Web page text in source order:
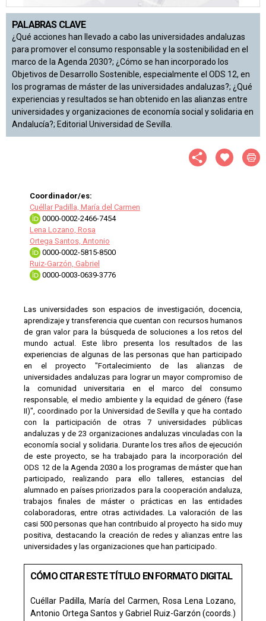
PALABRAS CLAVE
¿Qué acciones han llevado a cabo las universidades andaluzas
para promover el consumo responsable y la sostenibilidad en el
marco de la Agenda 2030?; ¿Cómo se han incorporado los
Objetivos de Desarrollo Sostenible, especialmente el ODS 12, en
los programas de máster de las universidades andaluzas?; ¿Qué
experiencias y resultados se han obtenido en las alianzas entre
universidades y organizaciones de economía social y solidaria en
Andalucía?; Editorial Universidad de Sevilla.
Coordinador/es:
Cuéllar Padilla, María del Carmen
0000-0002-2466-7454
Lena Lozano, Rosa
Ortega Santos, Antonio
0000-0002-5815-8500
Ruiz-Garzón, Gabriel
0000-0003-0639-3776
Las universidades son espacios de investigación, docencia,
aprendizaje y transferencia que cuentan con recursos humanos
de gran valor para la búsqueda de soluciones a los retos del
mundo actual. Este libro presenta los resultados de las
experiencias de algunas de las personas que han participado
en el proyecto "Fortalecimiento de las alianzas de
universidades andaluzas para lograr un mayor compromiso de
la comunidad universitaria en el marco del consumo
responsable, el medio ambiente y la equidad de género (fase
II)", coordinado por la Universidad de Sevilla y que ha contado
con la participación de otras 7 universidades públicas
andaluzas y de 23 organizaciones andaluzas vinculadas con la
economía social y solidaria. Durante los tres años de ejecución
de este proyecto, se ha trabajado para la incorporación del
ODS 12 de la Agenda 2030 a los programas de máster que han
participado, realizando para ello talleres, estancias del
alumnado en países priorizados para la cooperación andaluza,
trabajos finales de máster o prácticas en las entidades
colaboradoras, entre otras actividades. La valoración de las
casi 500 personas que han contribuido al proyecto ha sido muy
positiva, destacando la creación de redes y alianzas entre las
universidades y las organizaciones que han participado.
CÓMO CITAR ESTE TÍTULO EN FORMATO DIGITAL
Cuéllar Padilla, María del Carmen, Rosa Lena Lozano,
Antonio Ortega Santos y Gabriel Ruiz-Garzón (coords.)